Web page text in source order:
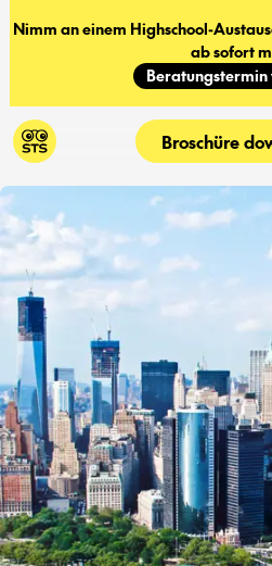
Nimm an einem Highschool-
ab sofort
Broschüre